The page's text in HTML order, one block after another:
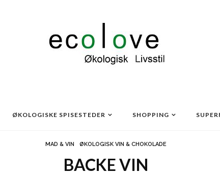
ØKOLOGISKE SPISESTEDER SHOPPING
MAD & VIN ØKOLOGISK VIN & CHOKOLADE
BACKE VIN